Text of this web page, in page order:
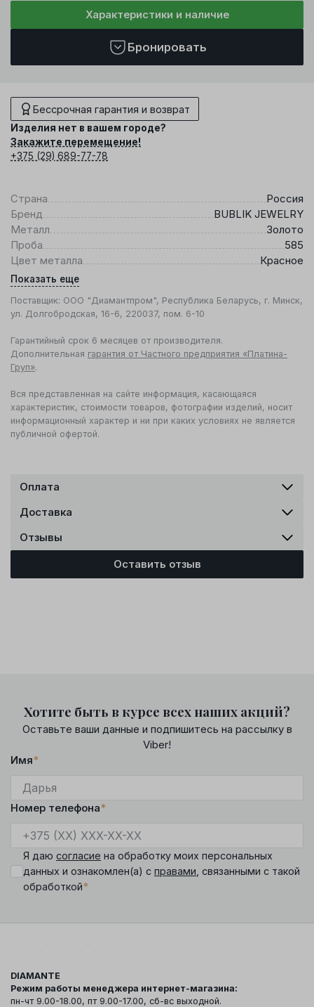
Характеристики и наличие
Бронировать
Бессрочная гарантия и возврат
Изделия нет в вашем городе?
Закажите перемещение!
+375 (29) 689-77-78
Страна
Россия
Бренд
BUBLIK JEWELRY
Металл
Золото
Проба
585
Цвет металла
Красное
Показать еще
Поставщик: ООО "Диамантпром", Республика Беларусь, г. Минск,
ул. Долгобродская, 16-6, 220037, пом. 6-10
Гарантийный срок 6 месяцев от производителя.
Дополнительная гарантия от Частного предприятия «Платина-
Груп».
Вся представленная на сайте информация, касающаяся
характеристик, стоимости товаров, фотографии изделий, носит
информационный характер и ни при каких условиях не является
публичной офертой.
Оплата
Доставка
Отзывы
Оставить отзыв
Хотите быть в курсе всех наших акций?
Оставьте ваши данные и подпишитесь на рассылку в
Viber!
Имя*
Номер телефона*
Я даю согласие на обработку моих персональных
данных и ознакомлен(а) с правами , связанными с такой
обработкой*
DIAMANTE
Режим работы менеджера интернет-магазина:
пн-чт 9.00-18.00, пт 9.00-17.00, сб-вс выходной.